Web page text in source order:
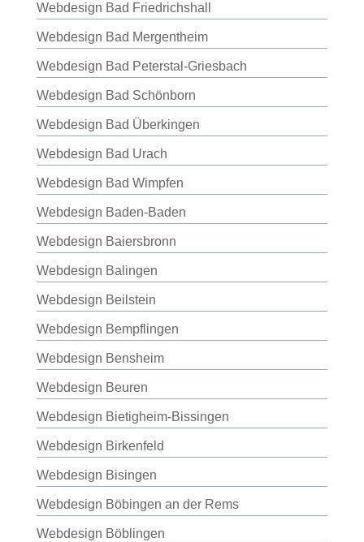
Webdesign Bad Friedrichshall
Webdesign Bad Mergentheim
Webdesign Bad Peterstal-Griesbach
Webdesign Bad Schönborn
Webdesign Bad Überkingen
Webdesign Bad Urach
Webdesign Bad Wimpfen
Webdesign Baden-Baden
Webdesign Baiersbronn
Webdesign Balingen
Webdesign Beilstein
Webdesign Bempflingen
Webdesign Bensheim
Webdesign Beuren
Webdesign Bietigheim-Bissingen
Webdesign Birkenfeld
Webdesign Bisingen
Webdesign Böbingen an der Rems
Webdesign Böblingen